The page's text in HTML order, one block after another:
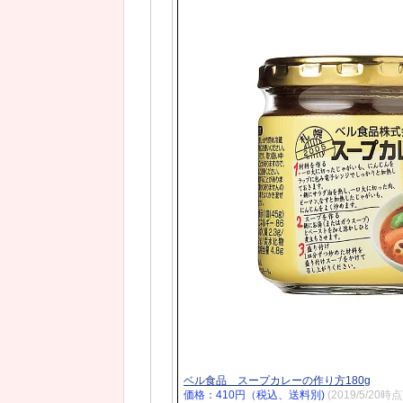
ベル食品 スープカレーの作り方180g
価格：410円（税込、送料別) (2019/5/20時